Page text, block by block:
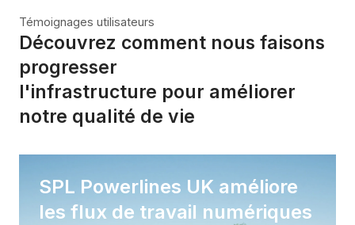
Témoignages utilisateurs
Découvrez comment nous faisons
progresser
l'infrastructure pour améliorer
notre qualité de vie
SPL Powerlines UK améliore
les flux de travail numériques